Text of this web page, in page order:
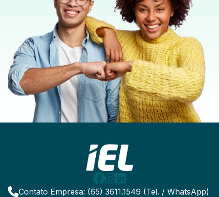
Contato Empresa: (65) 3611.1549 (Tel. / WhatsApp)